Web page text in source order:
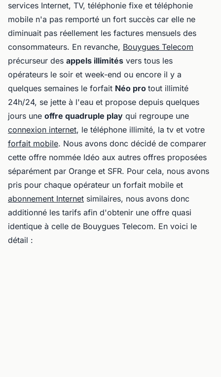
services Internet, TV, téléphonie fixe et téléphonie
mobile n'a pas remporté un fort succès car elle ne
diminuait pas réellement les factures mensuels des
consommateurs. En revanche, Bouygues Telecom
précurseur des appels illimités vers tous les
opérateurs le soir et week-end ou encore il y a
quelques semaines le forfait Néo pro tout illimité
24h/24, se jette à l'eau et propose depuis quelques
jours une offre quadruple play qui regroupe une
connexion internet, le téléphone illimité, la tv et votre
forfait mobile. Nous avons donc décidé de comparer
cette offre nommée Idéo aux autres offres proposées
séparément par Orange et SFR. Pour cela, nous avons
pris pour chaque opérateur un forfait mobile et
abonnement Internet similaires, nous avons donc
additionné les tarifs afin d'obtenir une offre quasi
identique à celle de Bouygues Telecom. En voici le
détail :